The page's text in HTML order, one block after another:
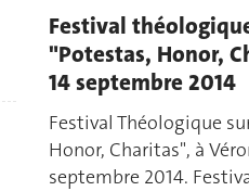
Festival
"Potestas, Honor,
14 septembre 2014
Festival Théologique
Honor, Charitas", à
septembre 2014.